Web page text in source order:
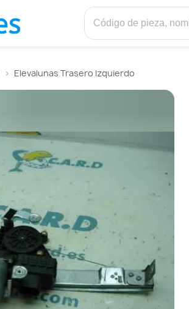
Elevalunas Trasero Izquierdo